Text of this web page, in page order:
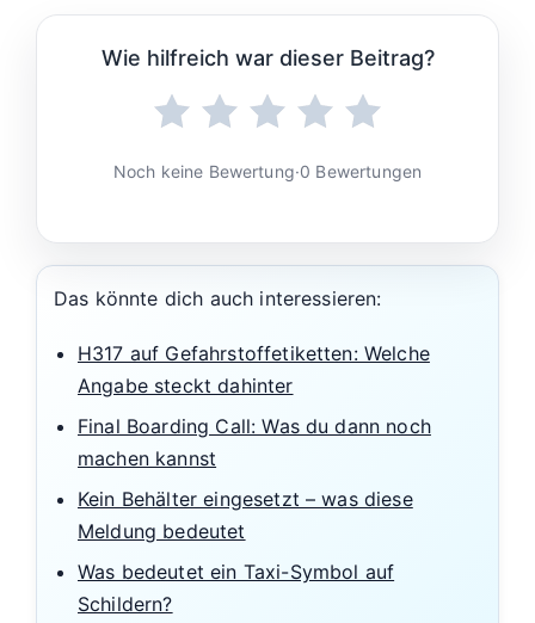
Wie hilfreich war dieser Beitrag?
Noch keine Bewertung·0 Bewertungen
Das könnte dich auch interessieren:
H317 auf Gefahrstoffetiketten: Welche
Angabe steckt dahinter
Final Boarding Call: Was du dann noch
machen kannst
Kein Behälter eingesetzt – was diese
Meldung bedeutet
Was bedeutet ein Taxi-Symbol auf
Schildern?